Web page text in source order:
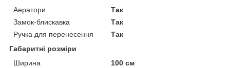
Аератори
Так
Замок-блискавка
Так
Ручка для перенесення
Так
Габаритні розміри
Ширина
100 см